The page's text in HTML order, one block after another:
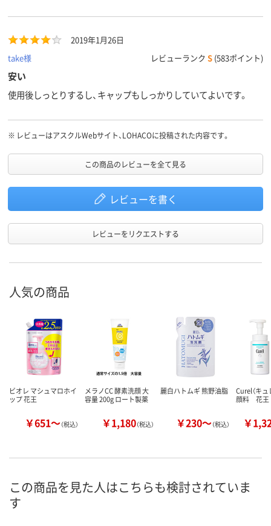
2019年1月26日
take様
レビューランク S (583ポイント)
安い
使用後しっとりするし、キャップもしっかりしていてよいです。
※ レビューはアスクルWebサイト、LOHACOに投稿された内容です。
この商品のレビューを全て見る
レビューを書く
レビューをリクエストする
人気の商品
ビオレ マシュマロホイ
ップ 花王
￥651～（税込）
メラノCC 酵素洗顔 大
容量 200g ロート製薬
￥1,180（税込）
麗白ハトムギ 熊野油脂
￥230～（税込）
Curel（キュ
顔料 花王
￥
この商品を見た人はこちらも検討されていま
す